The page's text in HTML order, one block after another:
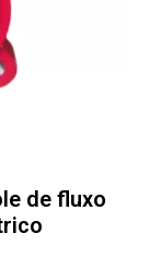
de fluxo